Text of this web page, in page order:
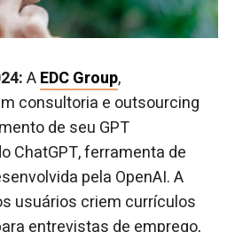
AEDC Group,
consultoria e outsourcing
de seu GPT
ChatGPT, ferramenta de
pela OpenAI. A
usuários criem currículos
entrevistas de emprego,